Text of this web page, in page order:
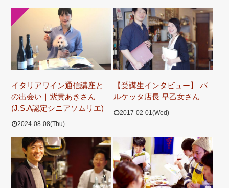
イタリアワイン通信講座と
の出会い｜紫貴あきさん
(J.S.A認定シニアソムリエ)
2024-08-08(Thu)
【受講生インタビュー】 バ
ルケッタ店長 早乙女さん
2017-02-01(Wed)